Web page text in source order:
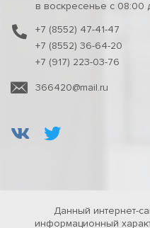
в воскресенье с 08:00
+7 (8552) 47-41-47
+7 (8552) 36-64-20
+7 (917) 223-03-76
366420@mail.ru
Данный интернет-
информационный